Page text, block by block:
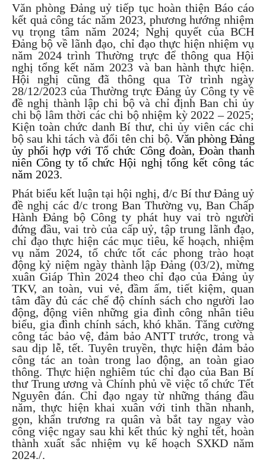
Văn phòng Đảng uỷ tiếp tục hoàn thiện Báo cáo
kết quả công tác năm 2023, phương hướng nhiệm
vụ trọng tâm năm 2024; Nghị quyết của BCH
Đảng bộ về lãnh đạo, chỉ đạo thực hiện nhiệm vụ
năm 2024 trình Thường trực để thông qua Hội
nghị tổng kết năm 2023 và ban hành thực hiện.
Hội nghị cũng đã thông qua Tờ trình ngày
28/12/2023 của Thường trực Đảng ủy Công ty về
đề nghị thành lập chi bộ và chỉ định Ban chi ủy
chi bộ lâm thời các chi bộ nhiệm kỳ 2022 – 2025;
Kiện toàn chức danh Bí thư, chi ủy viên các chi
bộ sau khi tách và đổi tên chi bộ. Văn phòng Đảng
ủy phối hợp với Tổ chức Công đoàn, Đoàn thanh
niên Công ty tổ chức Hội nghị tổng kết công tác
năm 2023.
Phát biểu kết luận tại hội nghị, đ/c Bí thư Đảng uỷ
đề nghị các đ/c trong Ban Thường vụ, Ban Chấp
Hành Đảng bộ Công ty phát huy vai trò người
đứng đầu, vai trò của cấp uỷ, tập trung lãnh đạo,
chỉ đạo thực hiện các mục tiêu, kế hoạch, nhiệm
vụ năm 2024, tổ chức tốt các phong trào hoạt
động kỷ niệm ngày thành lập Đảng (03/2), mừng
xuân Giáp Thìn 2024 theo chỉ đạo của Đảng ủy
TKV, an toàn, vui vẻ, đầm ấm, tiết kiệm, quan
tâm đầy đủ các chế độ chính sách cho người lao
động, động viên những gia đình công nhân tiêu
biểu, gia đình chính sách, khó khăn. Tăng cường
công tác bảo vệ, đảm bảo ANTT trước, trong và
sau dịp lễ, tết. Tuyên truyền, thực hiện đảm bảo
công tác an toàn trong lao động, an toàn giao
thông. Thực hiện nghiêm túc chỉ đạo của Ban Bí
thư Trung ương và Chính phủ về việc tổ chức Tết
Nguyên đán. Chỉ đạo ngay từ những tháng đầu
năm, thực hiện khai xuân với tinh thần nhanh,
gọn, khẩn trương ra quân và bắt tay ngay vào
công việc ngay sau khi kết thúc kỳ nghỉ tết, hoàn
thành xuất sắc nhiệm vụ kế hoạch SXKD năm
2024./.